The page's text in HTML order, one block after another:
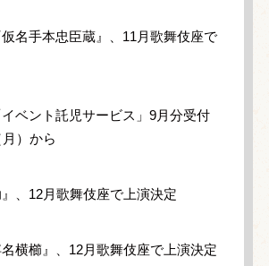
名手本忠臣蔵』、11月歌舞伎座で
ベント託児サービス」9月分受付
）から
』、12月歌舞伎座で上演決定
名横櫛』、12月歌舞伎座で上演決定